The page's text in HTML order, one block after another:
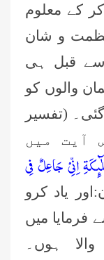
کے معلوم
و شان
سے قبل ہی
والوں کو
(تفسیر
یہ اس آیت میں
اِنِّیْ جَاعِلٌ فِی
یاد کرو
میں
ہوں۔